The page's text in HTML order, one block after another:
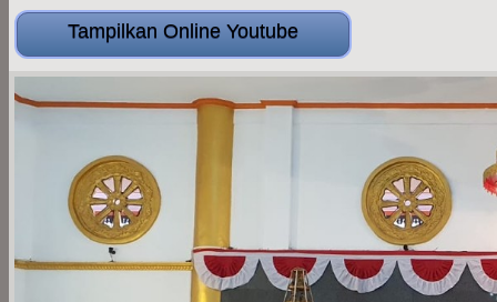
Tampilkan Online Youtube